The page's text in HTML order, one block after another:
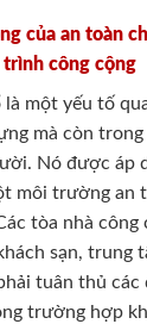
của an toàn
trình công cộng
là một yếu tố
mà còn trong
Nó được áp
môi trường an
tòa nhà
sạn, trung
tuân thủ các
trường hợp